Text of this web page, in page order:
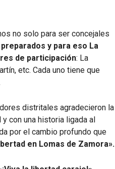
no solo para ser concejales
y para eso La
de participación: La
etc. Cada uno tiene que
distritales agradecieron la
con una historia ligada al
por el cambio profundo que
en Lomas de Zamora».